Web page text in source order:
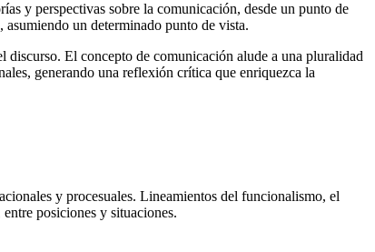
y perspectivas sobre la comunicación, desde un punto de
un determinado punto de vista.
discurso. El concepto de comunicación alude a una pluralidad
generando una reflexión crítica que enriquezca la
y procesuales. Lineamientos del funcionalismo, el
posiciones y situaciones.